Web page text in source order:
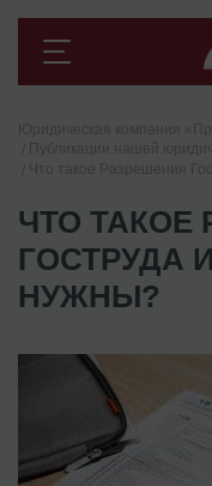
ЧТО ТАКОЕ
ГОСТРУДА
НУЖНЫ?